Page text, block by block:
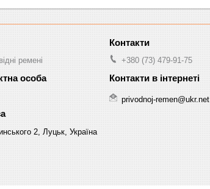
ремені
2, Луцьк, Україна
+380 (73) 479-91-75
privodnoj-remen@ukr.net